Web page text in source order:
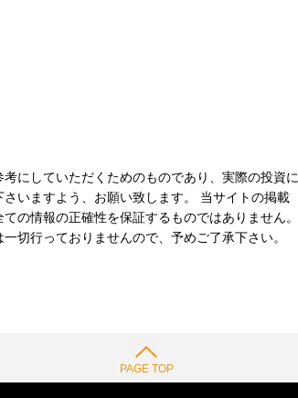
にしていただくためのものであり、実際の投資に
いますよう、お願い致します。 当サイトの掲載
の情報の正確性を保証するものではありません。
切行っておりませんので、予めご了承下さい。
PAGE TOP